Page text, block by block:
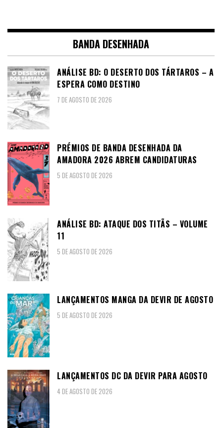
BANDA DESENHADA
ANÁLISE BD: O DESERTO DOS TÁRTAROS – A
ESPERA COMO DESTINO
7 DE AGOSTO DE 2026
PRÉMIOS DE BANDA DESENHADA DA
AMADORA 2026 ABREM CANDIDATURAS
5 DE AGOSTO DE 2026
ANÁLISE BD: ATAQUE DOS TITÃS – VOLUME
11
5 DE AGOSTO DE 2026
LANÇAMENTOS MANGA DA DEVIR DE AGOSTO
5 DE AGOSTO DE 2026
LANÇAMENTOS DC DA DEVIR PARA AGOSTO
4 DE AGOSTO DE 2026